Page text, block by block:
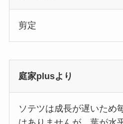
剪定
庭家plusより
ソテツは成長が遅いため